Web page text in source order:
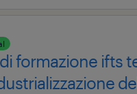
formazione ifts